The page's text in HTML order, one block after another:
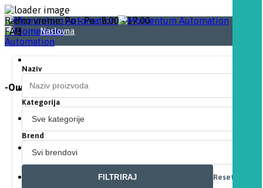
-Our Automation. Your Momentum-
Radno vreme: Po - Pe : 8.00 - 17.00
FAQ
Naslovna
Proizvodi
Download
Partneri
Naziv
Kategorija
Brend
FILTRIRAJ Resetuj